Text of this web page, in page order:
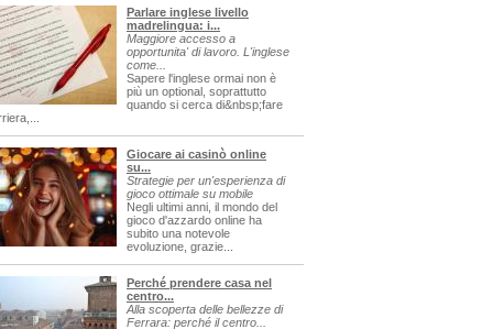
Parlare inglese livello
madrelingua: i...
Maggiore accesso a
opportunita' di lavoro. L'inglese
come...
Sapere l'inglese ormai non è
più un optional, soprattutto
quando si cerca di&nbsp;fare
Giocare ai casinò online
su...
Strategie per un'esperienza di
gioco ottimale su mobile
Negli ultimi anni, il mondo del
gioco d'azzardo online ha
subito una notevole
evoluzione, grazie...
Perché prendere casa nel
centro...
Alla scoperta delle bellezze di
Ferrara: perché il centro...